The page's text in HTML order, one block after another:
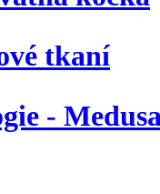
tkaní
-